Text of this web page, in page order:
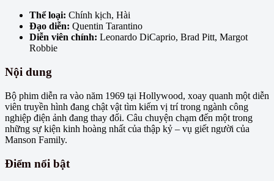
Thể loại: Chính kịch, Hài
Đạo diễn: Quentin Tarantino
Diễn viên chính: Leonardo DiCaprio, Brad Pitt, Margot
Robbie
Nội dung
Bộ phim diễn ra vào năm 1969 tại Hollywood, xoay quanh một diễn
viên truyền hình đang chật vật tìm kiếm vị trí trong ngành công
nghiệp điện ảnh đang thay đổi. Câu chuyện chạm đến một trong
những sự kiện kinh hoàng nhất của thập kỷ – vụ giết người của
Manson Family.
Điểm nổi bật